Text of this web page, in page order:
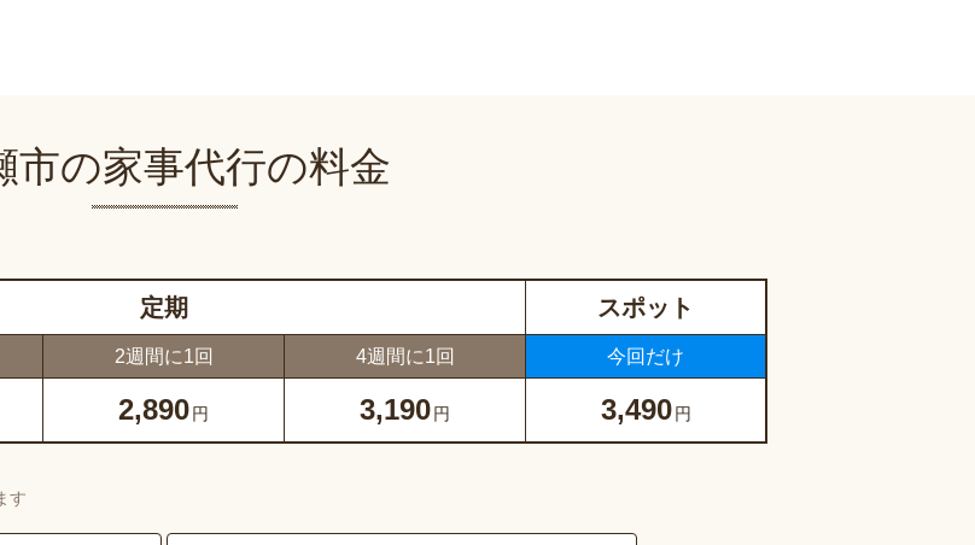
市の家事代行の料金
定期 スポット
2週間に1回 4週間に1回 今回だけ
2,890円 3,190円 3,490 円
す